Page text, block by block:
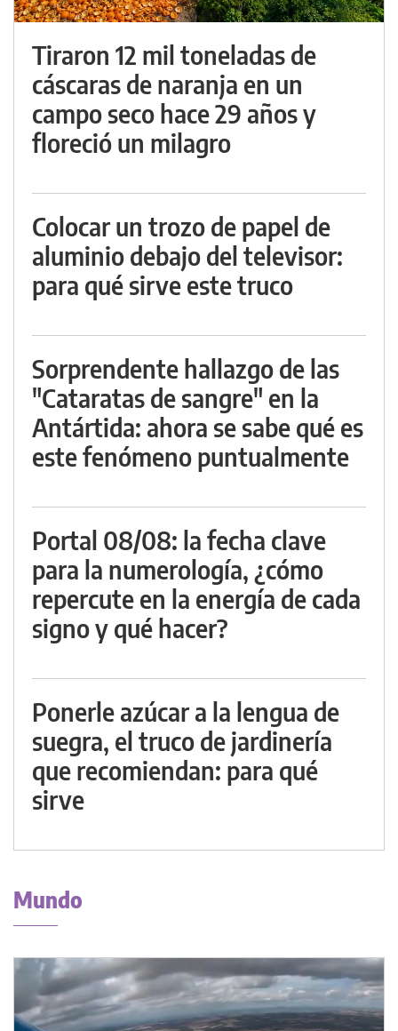
Tiraron 12 mil toneladas de
cáscaras de naranja en un
campo seco hace 29 años y
floreció un milagro
Colocar un trozo de papel de
aluminio debajo del televisor:
para qué sirve este truco
Sorprendente hallazgo de las
"Cataratas de sangre" en la
Antártida: ahora se sabe qué es
este fenómeno puntualmente
Portal 08/08: la fecha clave
para la numerología, ¿cómo
repercute en la energía de cada
signo y qué hacer?
Ponerle azúcar a la lengua de
suegra, el truco de jardinería
que recomiendan: para qué
sirve
Mundo